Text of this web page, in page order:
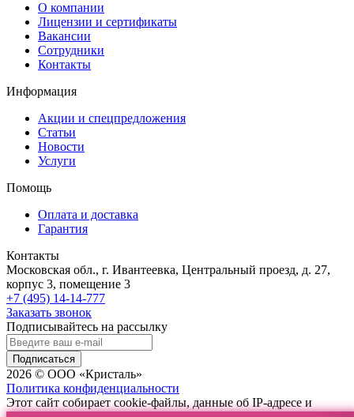
О компании
Лицензии и сертификаты
Вакансии
Сотрудники
Контакты
Информация
Акции и спецпредложения
Статьи
Новости
Услуги
Помощь
Оплата и доставка
Гарантия
Контакты
Московская обл., г. Ивантеевка, Центральный проезд, д. 27,
корпус 3, помещение 3
+7 (495) 14-14-777
Заказать звонок
Подписывайтесь на рассылку
Подписаться
2026 © ООО «Кристаль»
Политика конфиденциальности
Этот сайт собирает cookie-файлы, данные об IP-адресе и